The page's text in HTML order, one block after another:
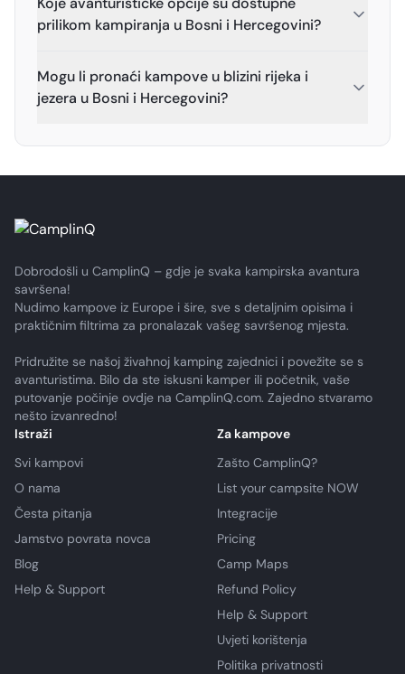
prilikom kampiranja u Bosni i Hercegovini?
Mogu li pronaći kampove u blizini rijeka i
jezera u Bosni i Hercegovini?
Dobrodošli u CamplinQ – gdje je svaka kampirska avantura
savršena!
Nudimo kampove iz Europe i šire, sve s detaljnim opisima i
praktičnim filtrima za pronalazak vašeg savršenog mjesta.
Pridružite se našoj živahnoj kamping zajednici i povežite se s
avanturistima. Bilo da ste iskusni kamper ili početnik, vaše
putovanje počinje ovdje na CamplinQ.com. Zajedno stvaramo
nešto izvanredno!
Istraži
Svi kampovi
O nama
Česta pitanja
Jamstvo povrata novca
Blog
Help & Support
Za kampove
Zašto CamplinQ?
List your campsite NOW
Integracije
Pricing
Camp Maps
Refund Policy
Help & Support
Uvjeti korištenja
Politika privatnosti